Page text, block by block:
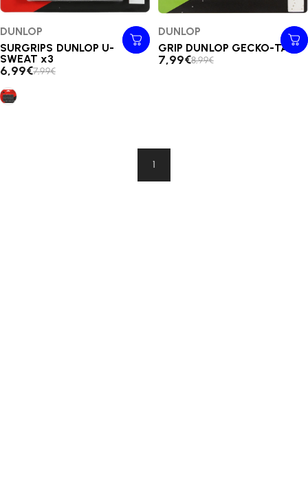
Distributeur:
DUNLOP
SURGRIPS DUNLOP U-
SWEAT x3
6,99€7,99€
SURGRIPS DUNLOP U-SWEAT x3
Distributeur:
DUNLOP
GRIP DUNLOP GECKO-TAC
7,99€8,99€
1